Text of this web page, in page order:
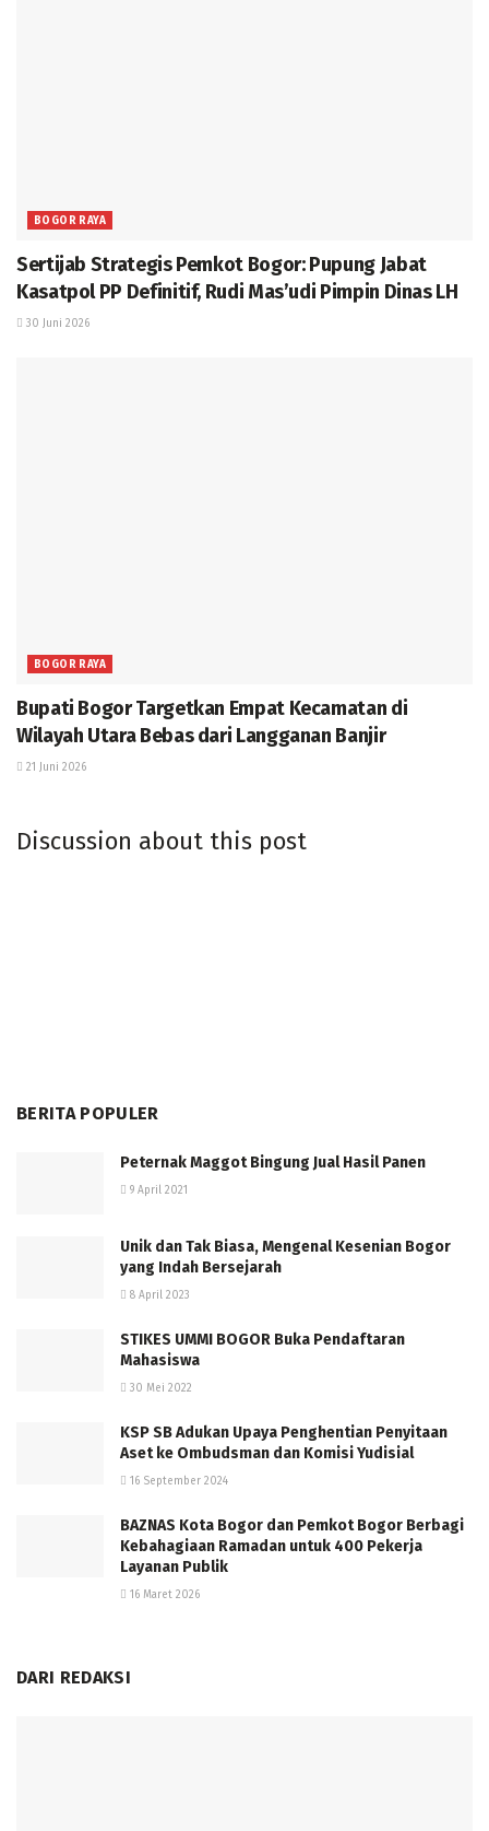
BOGOR RAYA
Sertijab Strategis Pemkot Bogor: Pupung Jabat
Kasatpol PP Definitif, Rudi Mas’udi Pimpin Dinas LH
30 Juni 2026
BOGOR RAYA
Bupati Bogor Targetkan Empat Kecamatan di
Wilayah Utara Bebas dari Langganan Banjir
21 Juni 2026
Discussion about this post
BERITA POPULER
Peternak Maggot Bingung Jual Hasil Panen
9 April 2021
Unik dan Tak Biasa, Mengenal Kesenian Bogor
yang Indah Bersejarah
8 April 2023
STIKES UMMI BOGOR Buka Pendaftaran
Mahasiswa
30 Mei 2022
KSP SB Adukan Upaya Penghentian Penyitaan
Aset ke Ombudsman dan Komisi Yudisial
16 September 2024
BAZNAS Kota Bogor dan Pemkot Bogor Berbagi
Kebahagiaan Ramadan untuk 400 Pekerja
Layanan Publik
16 Maret 2026
DARI REDAKSI